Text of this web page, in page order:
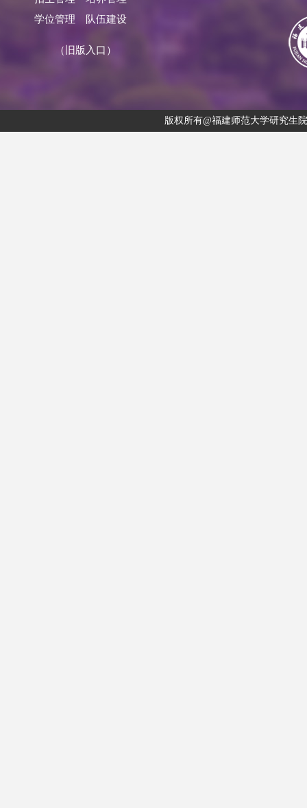
学位管理
队伍建设
（旧版入口）
版权所有@福建师范大学研究